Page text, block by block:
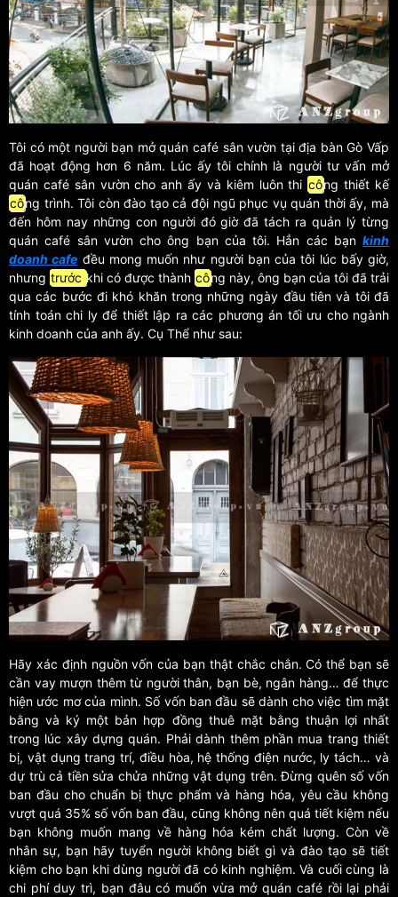
Tôi có một người bạn mở quán café sân vườn tại địa bàn Gò Vấp
đã hoạt động hơn 6 năm. Lúc ấy tôi chính là người tư vấn mở
quán café sân vườn cho anh ấy và kiêm luôn thi công thiết kế
công trình. Tôi còn đào tạo cả đội ngũ phục vụ quán thời ấy, mà
đến hôm nay những con người đó giờ đã tách ra quản lý từng
quán café sân vườn cho ông bạn của tôi. Hẳn các bạn kinh
doanh cafe đều mong muốn như người bạn của tôi lúc bấy giờ,
nhưng trước khi có được thành công này, ông bạn của tôi đã trải
qua các bước đi khó khăn trong những ngày đầu tiên và tôi đã
tính toán chi ly để thiết lập ra các phương án tối ưu cho ngành
kinh doanh của anh ấy. Cụ Thể như sau:
Hãy xác định nguồn vốn của bạn thật chắc chắn. Có thể bạn sẽ
cần vay mượn thêm từ người thân, bạn bè, ngân hàng… để thực
hiện ước mơ của mình. Số vốn ban đầu sẽ dành cho việc tìm mặt
bằng và ký một bản hợp đồng thuê mặt bằng thuận lợi nhất
trong lúc xây dựng quán. Phải dành thêm phần mua trang thiết
bị, vật dụng trang trí, điều hòa, hệ thống điện nước, ly tách… và
dự trù cả tiền sửa chửa những vật dụng trên. Đừng quên số vốn
ban đầu cho chuẩn bị thực phẩm và hàng hóa, yêu cầu không
vượt quá 35% số vốn ban đầu, cũng không nên quá tiết kiệm nếu
bạn không muốn mang về hàng hóa kém chất lượng. Còn về
nhân sự, bạn hãy tuyển người không biết gì và đào tạo sẽ tiết
kiệm cho bạn khi dùng người đã có kinh nghiệm. Và cuối cùng là
chi phí duy trì, bạn đâu có muốn vừa mở quán café rồi lại phải